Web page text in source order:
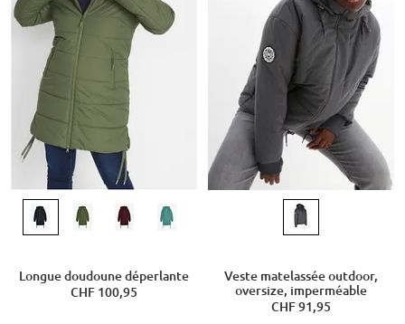
Longue doudoune déperlante
CHF 100,95
Veste matelassée outdoor,
oversize, imperméable
CHF 91,95